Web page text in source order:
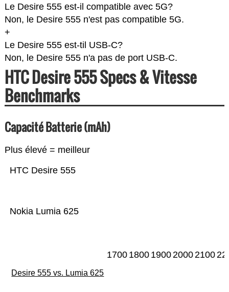
Le Desire 555 est-il compatible avec 5G?
Non, le Desire 555 n'est pas compatible 5G.
+
Le Desire 555 est-til USB-C?
Non, le Desire 555 n'a pas de port USB-C.
HTC Desire 555 Specs & Vitesse
Benchmarks
Capacité Batterie (mAh)
Plus élevé = meilleur
Nokia Lumia 625
HTC Desire 555
1700 1800 190020002100
Desire 555 vs. Lumia 625